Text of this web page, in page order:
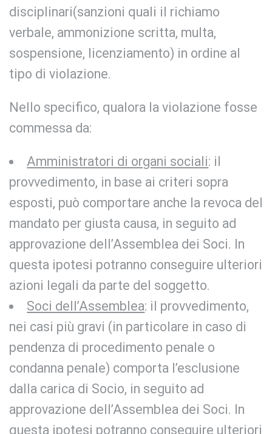
disciplinari(sanzioni quali il richiamo
verbale, ammonizione scritta, multa,
sospensione, licenziamento) in ordine al
tipo di violazione.
Nello specifico, qualora la violazione fosse
commessa da:
Amministratori di organi sociali: il
provvedimento, in base ai criteri sopra
esposti, può comportare anche la revoca del
mandato per giusta causa, in seguito ad
approvazione dell’Assemblea dei Soci. In
questa ipotesi potranno conseguire ulteriori
azioni legali da parte del soggetto.
Soci dell’Assemblea: il provvedimento,
nei casi più gravi (in particolare in caso di
pendenza di procedimento penale o
condanna penale) comporta l’esclusione
dalla carica di Socio, in seguito ad
approvazione dell’Assemblea dei Soci. In
questa ipotesi potranno conseguire ulteriori